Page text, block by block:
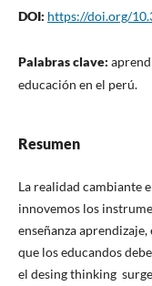
DOI: https://doi.org/
Palabras clave:
educación en el perú.
Resumen
La realidad cambiante
innovemos los
enseñanza
que los educandos
el desing thinking